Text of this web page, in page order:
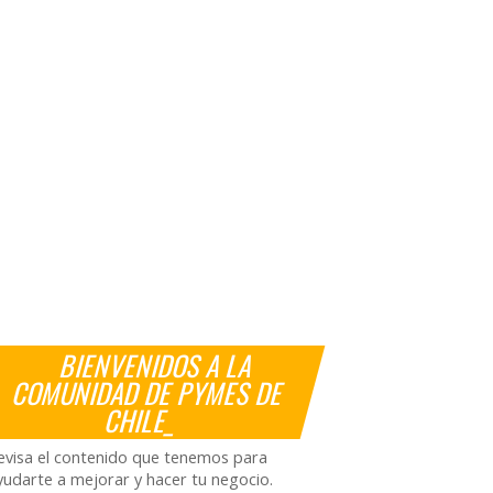
BIENVENIDOS A LA
COMUNIDAD DE PYMES DE
CHILE_
el contenido que tenemos para
a mejorar y hacer tu negocio.